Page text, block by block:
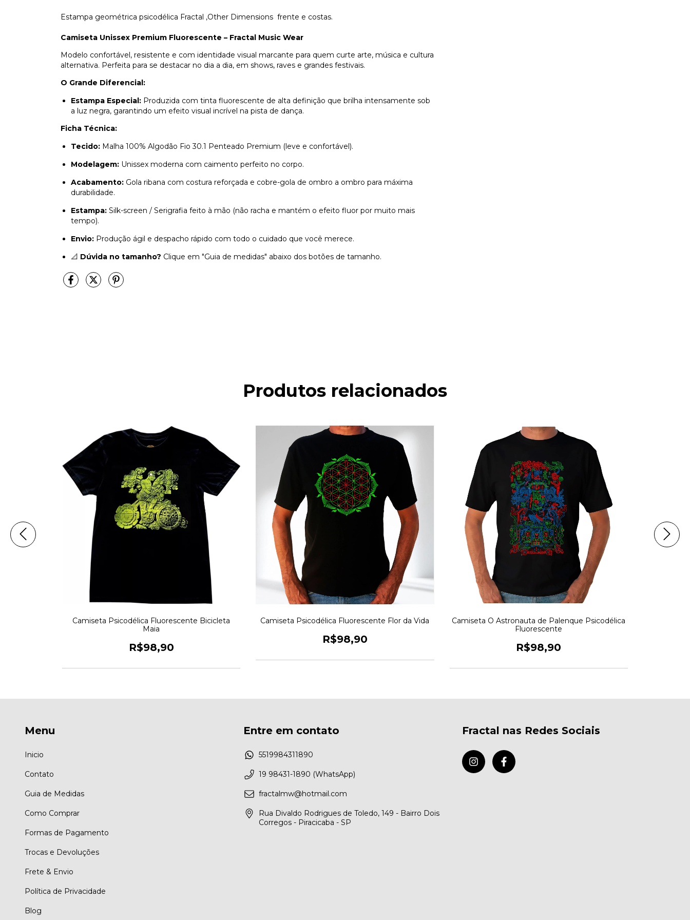
Estampa geométrica psicodélica Fractal ,Other Dimensions frente e costas.
Camiseta Unissex Premium Fluorescente – Fractal Music Wear
Modelo confortável, resistente e com identidade visual marcante para quem curte arte, música e cultura
alternativa. Perfeita para se destacar no dia a dia, em shows, raves e grandes festivais.
O Grande Diferencial:
Estampa Especial: Produzida com tinta fluorescente de alta definição que brilha intensamente sob
a luz negra, garantindo um efeito visual incrível na pista de dança.
Ficha Técnica:
Tecido: Malha 100% Algodão Fio 30.1 Penteado Premium (leve e confortável).
Modelagem: Unissex moderna com caimento perfeito no corpo.
Acabamento: Gola ribana com costura reforçada e cobre-gola de ombro a ombro para máxima
durabilidade.
Estampa: Silk-screen / Serigrafia feito à mão (não racha e mantém o efeito fluor por muito mais
tempo).
Envio: Produção ágil e despacho rápido com todo o cuidado que você merece.
📐 Dúvida no tamanho? Clique em "Guia de medidas" abaixo dos botões de tamanho.
Produtos relacionados
Camiseta Psicodélica Fluorescente Bicicleta
Maia
R$98,90
Camiseta Psicodélica Fluorescente Flor da Vida
R$98,90
Camiseta O Astronauta de Palenque Psicodélica
Fluorescente
R$98,90
Menu
Inicio
Contato
Guia de Medidas
Como Comprar
Formas de Pagamento
Trocas e Devoluções
Frete & Envio
Política de Privacidade
Blog
Entre em contato
5519984311890
19 98431-1890 (WhatsApp)
fractalmw@hotmail.com
Rua Divaldo Rodrigues de Toledo, 149 - Bairro Dois
Corregos - Piracicaba - SP
Fractal nas Redes Sociais